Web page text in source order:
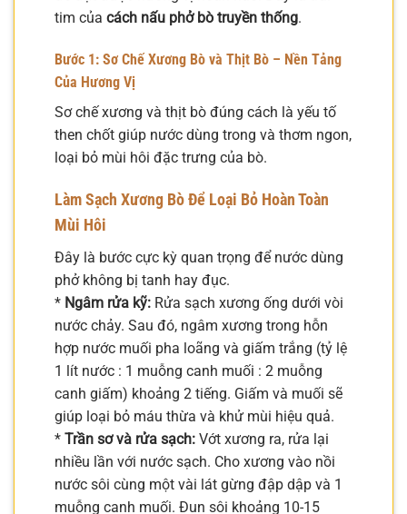
tim của cách nấu phở bò truyền thống.
Bước 1: Sơ Chế Xương Bò và Thịt Bò – Nền Tảng
Của Hương Vị
Sơ chế xương và thịt bò đúng cách là yếu tố
then chốt giúp nước dùng trong và thơm ngon,
loại bỏ mùi hôi đặc trưng của bò.
Làm Sạch Xương Bò Để Loại Bỏ Hoàn Toàn
Mùi Hôi
Đây là bước cực kỳ quan trọng để nước dùng
phở không bị tanh hay đục.
* Ngâm rửa kỹ: Rửa sạch xương ống dưới vòi
nước chảy. Sau đó, ngâm xương trong hỗn
hợp nước muối pha loãng và giấm trắng (tỷ lệ
1 lít nước : 1 muỗng canh muối : 2 muỗng
canh giấm) khoảng 2 tiếng. Giấm và muối sẽ
giúp loại bỏ máu thừa và khử mùi hiệu quả.
* Trần sơ và rửa sạch: Vớt xương ra, rửa lại
nhiều lần với nước sạch. Cho xương vào nồi
nước sôi cùng một vài lát gừng đập dập và 1
muỗng canh muối. Đun sôi khoảng 10-15